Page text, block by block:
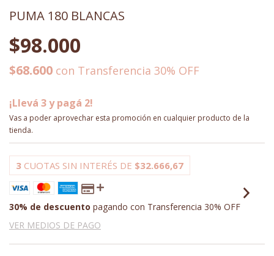
PUMA 180 BLANCAS
$98.000
$68.600 con Transferencia 30% OFF
¡Llevá 3 y pagá 2!
Vas a poder aprovechar esta promoción en cualquier producto de la
tienda.
3 CUOTAS SIN INTERÉS DE $32.666,67
30% de descuento pagando con Transferencia 30% OFF
VER MEDIOS DE PAGO